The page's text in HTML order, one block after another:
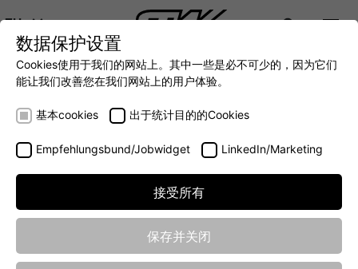
ZH
DEUTSCH (DE)
中文 (ZH)
DIGITALIZATION- 全面连接移动机械世界
AUTOMATION - 全力提升移动机械效率
INTEGRATION -
P01
数据保护设置
Cookies使用于我们的网站上。其中一些是必不可少的，因为它们
能让我们改善您在我们网站上的用户体验。
基本cookies 出于统计目的的Cookies
Empfehlungsbund/Jobwidget LinkedIn/Marketing
接受所有
保存并关闭